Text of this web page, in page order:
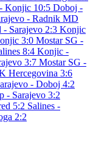
Konjic 10:5 Doboj -
- Radnik MD
- Sarajevo 2:3 Konjic
3:0 Mostar SG -
8:4 Konjic -
3:7 Mostar SG -
Hercegovina 3:6
- Doboj 4:2
- Sarajevo 3:2
5:2 Salines -
2:2